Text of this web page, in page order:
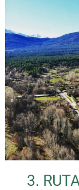
3.